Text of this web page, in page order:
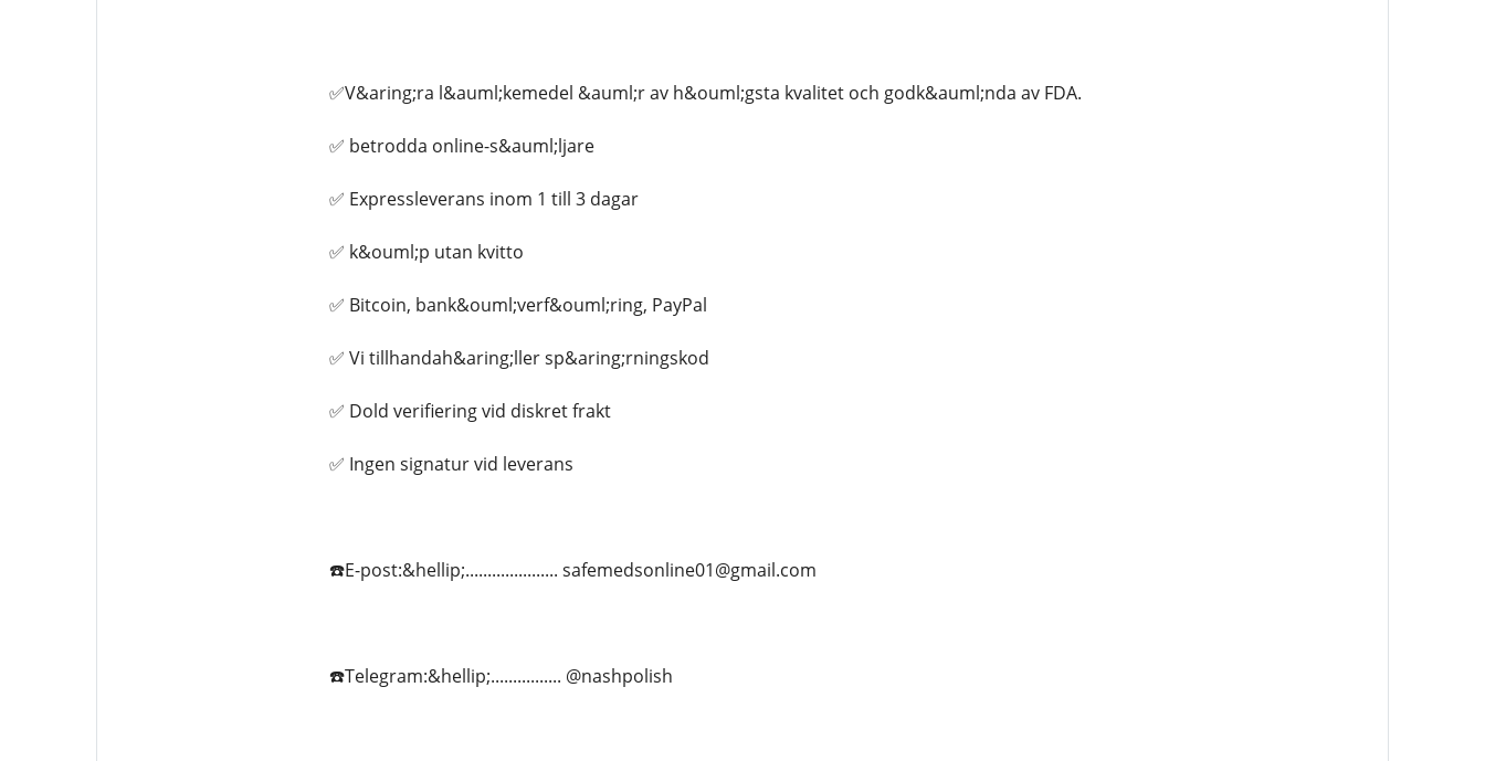
✅V&aring;ra l&auml;kemedel &auml;r av h&ouml;gsta kvalitet och godk&auml;nda av FDA.
✅ betrodda online-s&auml;ljare
✅ Expressleverans inom 1 till 3 dagar
✅ k&ouml;p utan kvitto
✅ Bitcoin, bank&ouml;verf&ouml;ring, PayPal
✅ Vi tillhandah&aring;ller sp&aring;rningskod
✅ Dold verifiering vid diskret frakt
✅ Ingen signatur vid leverans
☎️E-post:&hellip;..................... safemedsonline01@gmail.com
☎️Telegram:&hellip;................ @nashpolish